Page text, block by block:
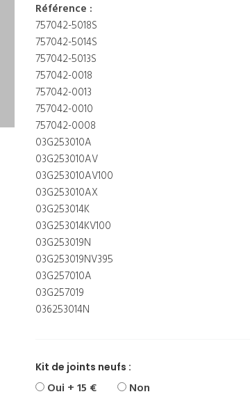
Référence :
757042-5018S
757042-5014S
757042-5013S
757042-0018
757042-0013
757042-0010
757042-0008
03G253010A
03G253010AV
03G253010AV100
03G253010AX
03G253014K
03G253014KV100
03G253019N
03G253019NV395
03G257010A
03G257019
036253014N
Kit de joints neufs :
Oui + 15 € Non